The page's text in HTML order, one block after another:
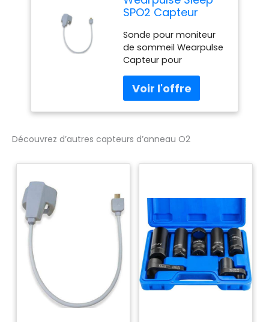
SPO2 Capteur
CheckmeO2 Max,
Visual Oxy,
Oxiband et SleepU
Sonde pour moniteur
de sommeil Wearpulse
Capteur pour
CheckmeO2 Max
Capteur pour SleepU
Bague de sommeil
pour Visualoxy La
matériau utilise du
Découvrez d’autres capteurs d’anneau O2